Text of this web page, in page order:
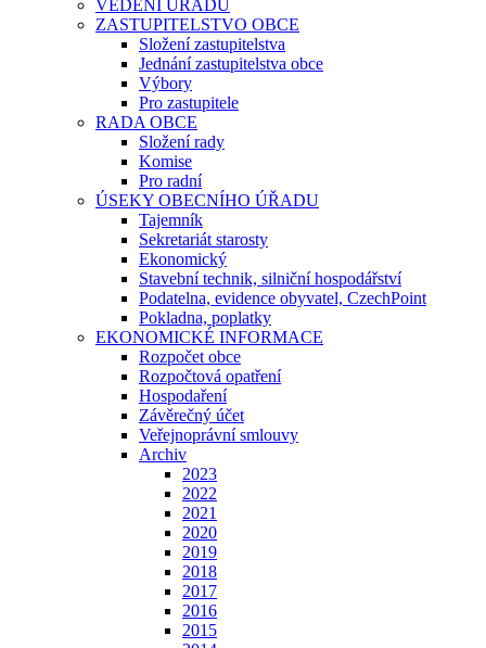
VEDENÍ ÚŘADU
ZASTUPITELSTVO OBCE
Složení zastupitelstva
Jednání zastupitelstva obce
Výbory
Pro zastupitele
RADA OBCE
Složení rady
Komise
Pro radní
ÚSEKY OBECNÍHO ÚŘADU
Tajemník
Sekretariát starosty
Ekonomický
Stavební technik, silniční hospodářství
Podatelna, evidence obyvatel, CzechPoint
Pokladna, poplatky
EKONOMICKÉ INFORMACE
Rozpočet obce
Rozpočtová opatření
Hospodaření
Závěrečný účet
Veřejnoprávní smlouvy
Archiv
2023
2022
2021
2020
2019
2018
2017
2016
2015